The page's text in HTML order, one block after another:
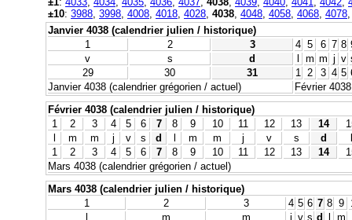
±10: 3988 3998 4008 4018 4028 4038 4048 4058 4068 4078
Janvier 4038 (calendrier julien / historique)
1
2 3 4 5 6 7 8
v
s d l m m j v
29
30 31 1 2 3 4 5
Janvier 4038 (calendrier grégorien / actuel)
Février
Février 4038 (calendrier julien / historique)
1
2 3 4 5 6 7 8 9 10 11 12 13 14
m m j v s d m m j v s d
1
2 3 4 5 6 7 8 9 10 11 12 13 14
Mars 4038 (calendrier grégorien / actuel)
Mars 4038 (calendrier julien / historique)
1
2 3 4 5 6 7 8 9
m m j v s d m